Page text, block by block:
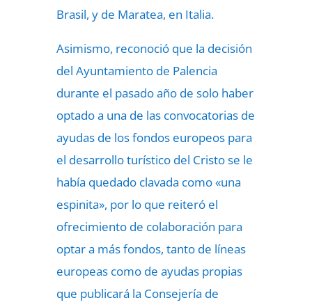
Brasil, y de Maratea, en Italia.
Asimismo, reconoció que la decisión
del Ayuntamiento de Palencia
durante el pasado año de solo haber
optado a una de las convocatorias de
ayudas de los fondos europeos para
el desarrollo turístico del Cristo se le
había quedado clavada como «una
espinita», por lo que reiteró el
ofrecimiento de colaboración para
optar a más fondos, tanto de líneas
europeas como de ayudas propias
que publicará la Consejería de